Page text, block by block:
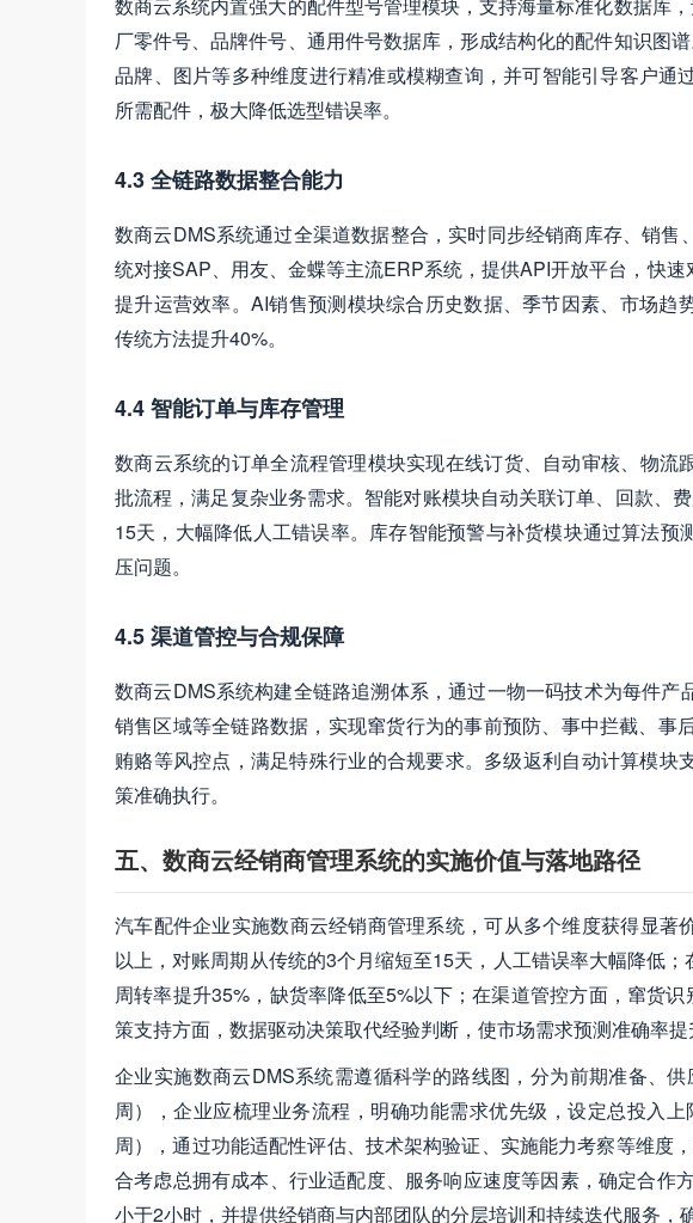
数商云系统内置强大的配件型号管理模块，支持海量标准化数据库
厂零件号、品牌件号、通用件号数据库，形成结构化的配件知识图
品牌、图片等多种维度进行精准或模糊查询，并可智能引导客户通
所需配件，极大降低选型错误率。
4.3 全链路数据整合能力
数商云DMS系统通过全渠道数据整合，实时同步经销商库存、销
统对接SAP、用友、金蝶等主流ERP系统，提供API开放平台，快
提升运营效率。AI销售预测模块综合历史数据、季节因素、市场
传统方法提升40%。
4.4 智能订单与库存管理
数商云系统的订单全流程管理模块实现在线订货、自动审核、物
批流程，满足复杂业务需求。智能对账模块自动关联订单、回款、
15天，大幅降低人工错误率。库存智能预警与补货模块通过算法
压问题。
4.5 渠道管控与合规保障
数商云DMS系统构建全链路追溯体系，通过一物一码技术为每件产
销售区域等全链路数据，实现窜货行为的事前预防、事中拦截、事
贿赂等风控点，满足特殊行业的合规要求。多级返利自动计算模
策准确执行。
五、数商云经销商管理系统的实施价值与落地路径
汽车配件企业实施数商云经销商管理系统，可从多个维度获得显
以上，对账周期从传统的3个月缩短至15天，人工错误率大幅降低
周转率提升35%，缺货率降低至5%以下；在渠道管控方面，窜货
策支持方面，数据驱动决策取代经验判断，使市场需求预测准确率提
企业实施数商云DMS系统需遵循科学的路线图，分为前期准备、
周），企业应梳理业务流程，明确功能需求优先级，设定总投入
周），通过功能适配性评估、技术架构验证、实施能力考察等维度
合考虑总拥有成本、行业适配度、服务响应速度等因素，确定合作
小于2小时，并提供经销商与内部团队的分层培训和持续迭代服务，